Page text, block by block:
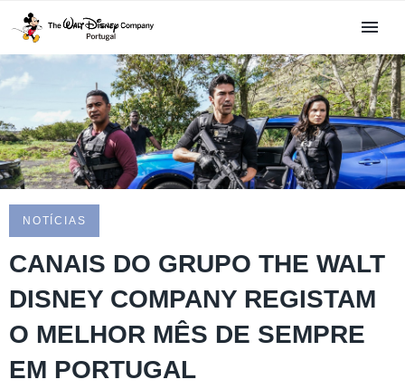
NOTÍCIAS
CANAIS DO GRUPO THE WALT
DISNEY COMPANY REGISTAM
O MELHOR MÊS DE SEMPRE
EM PORTUGAL